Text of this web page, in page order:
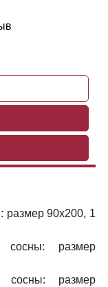
размер 90x200, 1
размер
размер